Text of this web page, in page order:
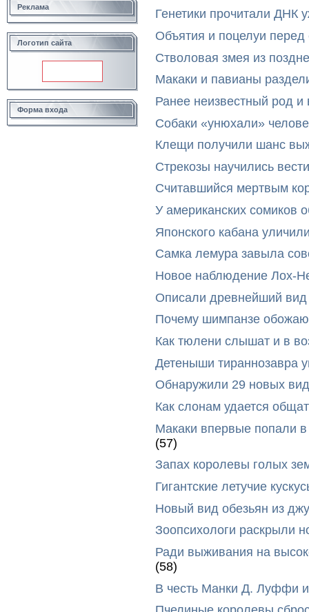
Реклама
Логотип сайта
Форма входа
Генетики прочитали ДНК
Объятия и поцелуи
Стволовая змея из
Макаки и павианы
Ранее неизвестный род и
Собаки «унюхали»
Клещи получили шанс
Стрекозы научились
Считавшийся мертвым
У американских сомиков
Японского кабана
Самка лемура завыла
Новое наблюдение Лох-
Описали древнейший
Почему шимпанзе
Как тюлени слышат и в
Детеныши тираннозавра
Обнаружили 29 новых
Как слонам удается
Макаки впервые попали
(57)
Запах королевы голых
Гигантские летучие
Новый вид обезьян из
Зоопсихологи раскрыли
Ради выживания на
(58)
В честь Манки Д. Луффи